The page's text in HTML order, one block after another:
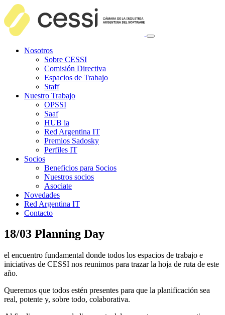
Nosotros
Sobre CESSI
Comisión Directiva
Espacios de Trabajo
Staff
Nuestro Trabajo
OPSSI
Saaf
HUB ia
Red Argentina IT
Premios Sadosky
Perfiles IT
Socios
Beneficios para Socios
Nuestros socios
Asociate
Novedades
Red Argentina IT
Contacto
18/03 Planning Day
el encuentro fundamental donde todos los espacios de trabajo e
iniciativas de CESSI nos reunimos para trazar la hoja de ruta de este
año.
Queremos que todos estén presentes para que la planificación sea
real, potente y, sobre todo, colaborativa.